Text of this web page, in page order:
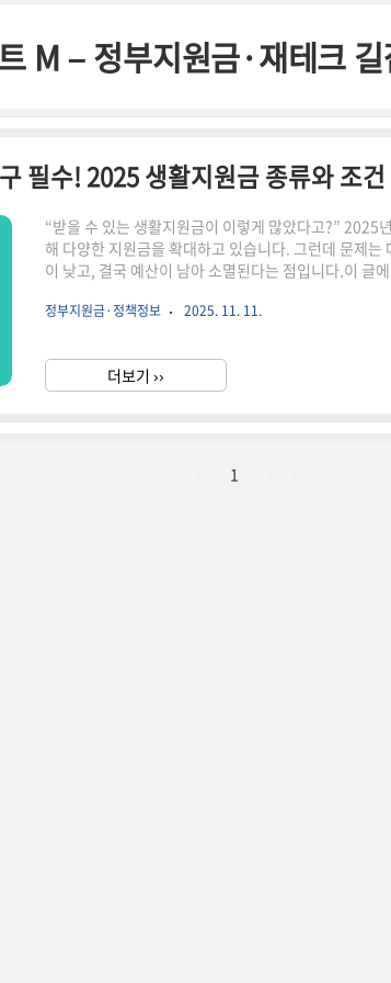
M – 정부지원금·재테크
필수! 2025 생활지원금 종류와 조
“받을 수 있는 생활지원금이 이렇게 많았다고?” 2025
해 다양한 지원금을 확대하고 있습니다. 그런데 문제
이 낮고, 결국 예산이 남아 소멸된다는 점입니다.이 글
투자하면 “우리 집이 받을 수 있는 지원금”이 한눈에 정
처 – 연 최대 41만 원 규모3. 출산·양육·교육 지원금 –
생계비 – 갑작스런 위기 시 즉시 지원💡 몰라서 ..
정부지원금·정책정보 2025. 11. 11.
더보기 ››
1